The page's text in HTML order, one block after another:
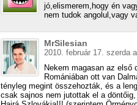
jó,elismerem,hogy én
nem tudok angolul,vagy
MrSilesian
2010. február 17. szerda
Nekem magasan az első
Romániában ott van
tényleg megint összehozták, és a
csak sajnos nem jutottak el a